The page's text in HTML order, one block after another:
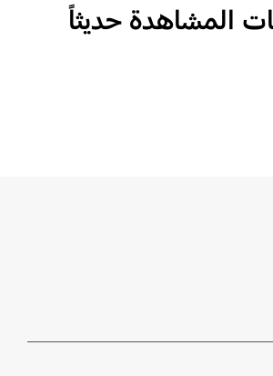
المشاهدة حديثاً